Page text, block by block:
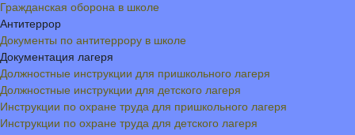
Гражданская оборона в школе
Антитеррор
Документы по антитеррору в школе
Документация лагеря
Должностные инструкции для пришкольного лагеря
Должностные инструкции для детского лагеря
Инструкции по охране труда для пришкольного лагеря
Инструкции по охране труда для детского лагеря